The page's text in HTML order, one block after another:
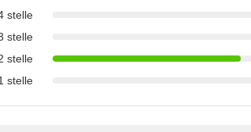
stelle
stelle
stelle
stelle